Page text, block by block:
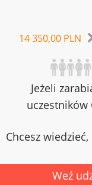
14 350,00 PLN
Jeżeli
uczestników
Chcesz
Weź